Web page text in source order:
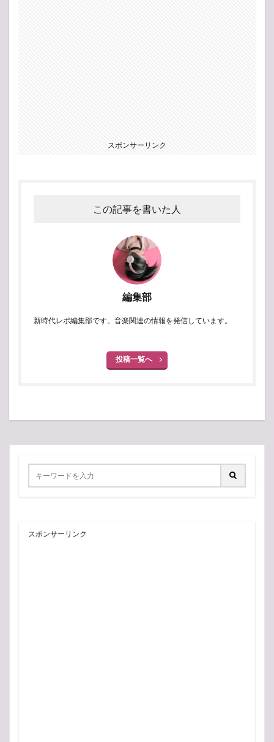
スポンサーリンク
この記事を書いた人
編集部
新時代レポ編集部です。音楽関連の情報を発信しています。
投稿一覧へ
スポンサーリンク